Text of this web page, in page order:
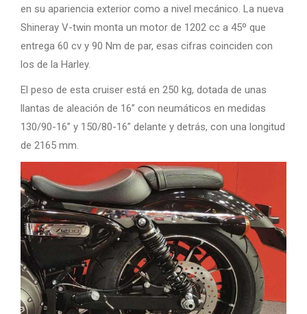
en su apariencia exterior como a nivel mecánico. La nueva
Shineray V-twin monta un motor de 1202 cc a 45º que
entrega 60 cv y 90 Nm de par, esas cifras coinciden con
los de la Harley.
El peso de esta cruiser está en 250 kg, dotada de unas
llantas de aleación de 16” con neumáticos en medidas
130/90-16” y 150/80-16” delante y detrás, con una longitud
de 2165 mm.